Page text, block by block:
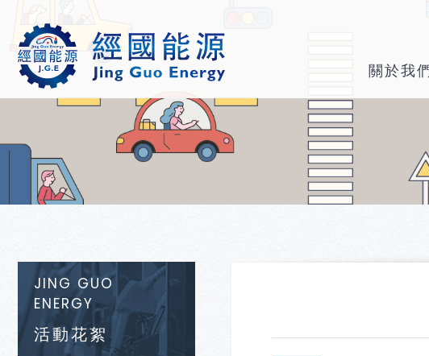
關於我們
JING GUO
ENERGY
活動花絮